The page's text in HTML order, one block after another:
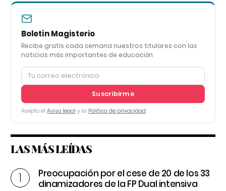
Boletín Magisterio
Recibe gratis cada semana nuestros titulares con las
noticias más importantes de educación
Suscribirme
Acepto el Aviso legal y la Política de privacidad
LAS MÁS LEÍDAS
Preocupación por el cese de 20 de los 33
dinamizadores de la FP Dual intensiva